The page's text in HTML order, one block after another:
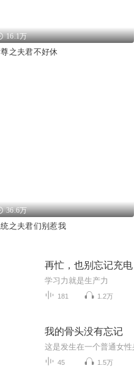
16.1万
之夫君不好休
36.6万
之夫君们别惹我
再忙，也别忘记充电
学习力就是生产力
181 1.2万
我的骨头没有忘记
45 1.5万